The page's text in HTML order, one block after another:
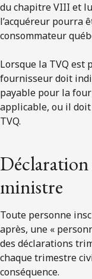
du chapitre VIII et
l’acquéreur pourra
consommateur
Lorsque la TVQ
fournisseur doit
payable pour la
applicable, ou il
TVQ.
ministre
Toute personne
après, une «
des déclarations
chaque trimestre
conséquence.